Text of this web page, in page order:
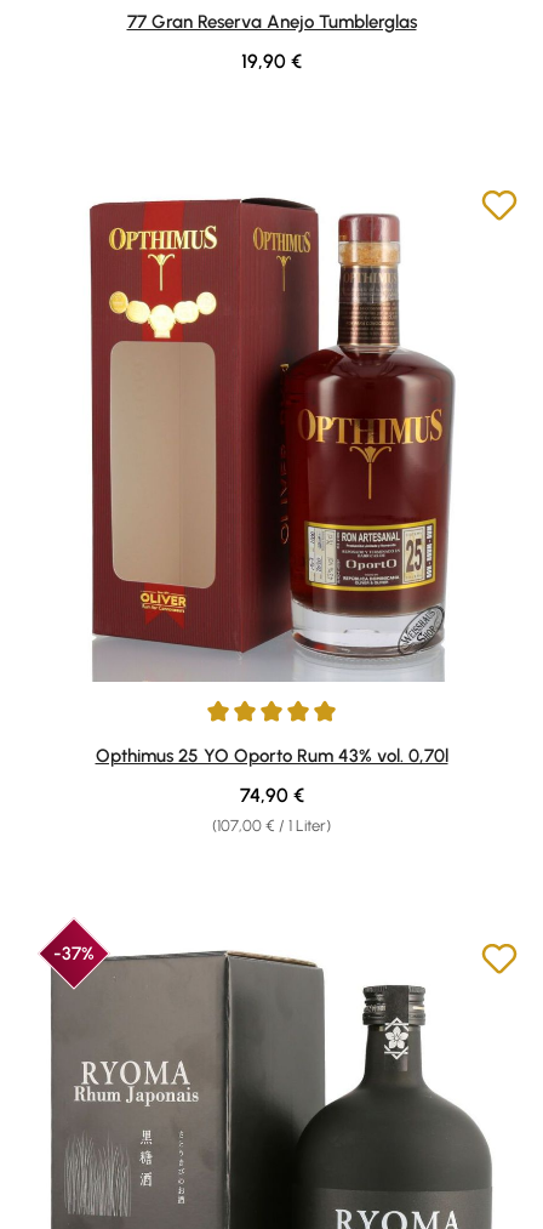
Durchschnittliche Bewertung von 4.5 von 5 Sternen
77 Gran Reserva Anejo Tumblerglas
Regulärer Preis:
19,90 €
Durchschnittliche Bewertung von 5 von 5 Sternen
Opthimus 25 YO Oporto Rum 43% vol. 0,70l
(107,00 € / 1 Liter)
Regulärer Preis:
74,90 €
-37%